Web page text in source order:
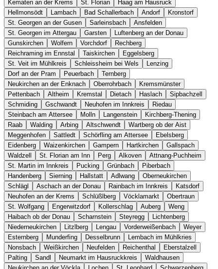
Kematen an der Krems
St. Florian
Haag am Hausruck
Hellmonsödt
Lambach Bad Schallerbach Andorf
Kronstorf
St. Georgen an der Gusen
Sarleinsbach
Ansfelden
St. Georgen im Attergau
Garsten
Luftenberg an der Donau
Gunskirchen
Wolfern Vorchdorf
Rechberg
Reichraming im Ennstal
Taiskirchen
Eggelsberg
St. Veit im Mühlkreis
Schleissheim bei Wels
Lenzing
Dorf an der Pram
Peuerbach
Ternberg
Neukirchen an der Enknach
Oberrohrbach
Kremsmünster
Pettenbach
Altheim Kremstal Dietach Haslach
Sipbachzell
Schmiding
Gschwandt Neuhofen im Innkreis
Riedau
Steinbach am Attersee
Molln Langenstein
Kirchberg-Thening
Raab
Walding Arbing Altschwendt
Wartberg ob der Aist
Meggenhofen
Sattledt Schörfling am Attersee
Ebelsberg
Eidenberg
Waizenkirchen Gampern Hartkirchen
Gallspach
Waldzell
St. Florian am Inn Perg Alkoven
Attnang-Puchheim
St. Martin im Innkreis
Pucking Grünbach
Piberbach
Handenberg
Sierning Hallstatt Adlwang
Oberneukirchen
Schlägl
Aschach an der Donau Rainbach im Innkreis
Katsdorf
Neuhofen an der Krems
Schlüßlberg Vöcklamarkt
Obertraun
St. Wolfgang
Engerwitzdorf Kollerschlag Auberg
Weng
Haibach ob der Donau
Scharnstein Steyregg
Lichtenberg
Niederneukirchen
Litzlberg Lengau Vorderweißenbach
Weyer
Esternberg
Munderfing Desselbrunn
Lembach im Mühlkries
Nonsbach
Weißkirchen Neufelden Reichenthal
Eberstalzell
Palting
Sandl Neumarkt im Hausruckkreis
Waldhausen